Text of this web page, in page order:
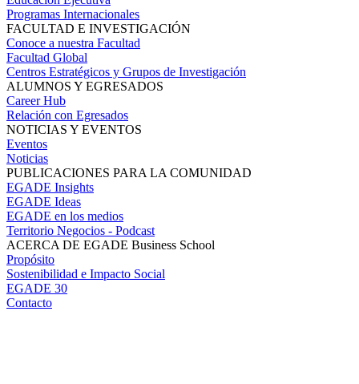
Programas Internacionales
FACULTAD E INVESTIGACIÓN
Conoce a nuestra Facultad
Facultad Global
Centros Estratégicos y Grupos de Investigación
ALUMNOS Y EGRESADOS
Career Hub
Relación con Egresados
NOTICIAS Y EVENTOS
Eventos
Noticias
PUBLICACIONES PARA LA COMUNIDAD
EGADE Insights
EGADE Ideas
EGADE en los medios
Territorio Negocios - Podcast
ACERCA DE EGADE Business School
Propósito
Sostenibilidad e Impacto Social
EGADE 30
Contacto